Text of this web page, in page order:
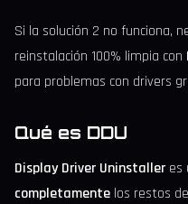
Si la solución 2 no funciona,
reinstalación 100% limpia con
para problemas con drivers
Qué es DDU
Display Driver Uninstaller es
completamente los restos